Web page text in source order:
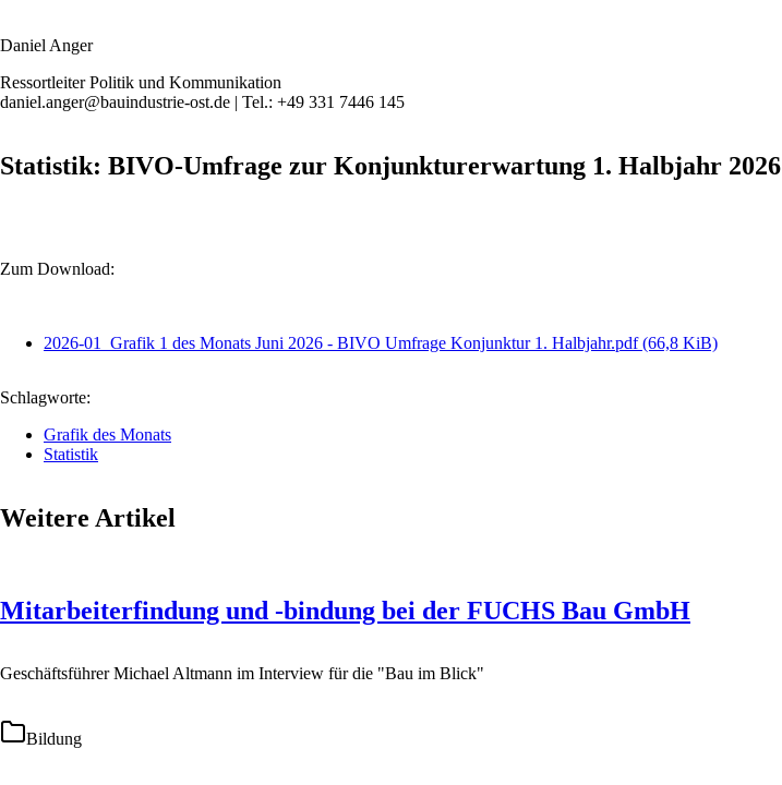
Daniel Anger
Ressortleiter Politik und Kommunikation
daniel.anger@bauindustrie-ost.de | Tel.: +49 331 7446 145
Statistik: BIVO-Umfrage zur Konjunkturerwartung 1. Halbjahr 2026
Zum Download:
2026-01_Grafik 1 des Monats Juni 2026 - BIVO Umfrage Konjunktur 1. Halbjahr.pdf(66,8 KiB)
Schlagworte:
Grafik des Monats
Statistik
Weitere Artikel
Mitarbeiterfindung und -bindung bei der FUCHS Bau GmbH
Geschäftsführer Michael Altmann im Interview für die "Bau im Blick"
Bildung